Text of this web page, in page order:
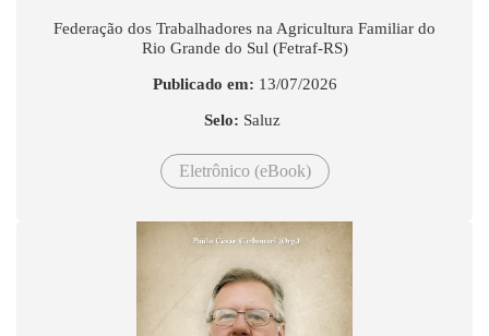
Federação dos Trabalhadores na Agricultura Familiar do
Rio Grande do Sul (Fetraf-RS)
Publicado em: 13/07/2026
Selo: Saluz
Eletrônico (eBook)